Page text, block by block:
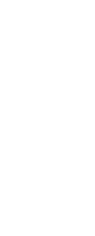
れ
談 愛
料相談
談 名
料相談
談 三